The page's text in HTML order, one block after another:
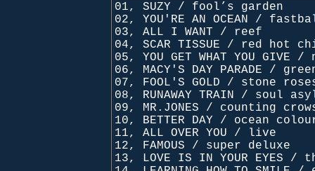
01, SUZY / fool’s garden
02, YOU'RE AN OCEAN /
03, ALL I WANT / reef
04, SCAR TISSUE / red hot
05, YOU GET WHAT YOU GIVE
06, MACY'S DAY PARADE /
07, FOOL'S GOLD / stone
08, RUNAWAY TRAIN / soul
09, MR.JONES / counting
10, BETTER DAY / ocean
11, ALL OVER YOU / live
12, FAMOUS / super deluxe
13, LOVE IS IN YOUR EYES /